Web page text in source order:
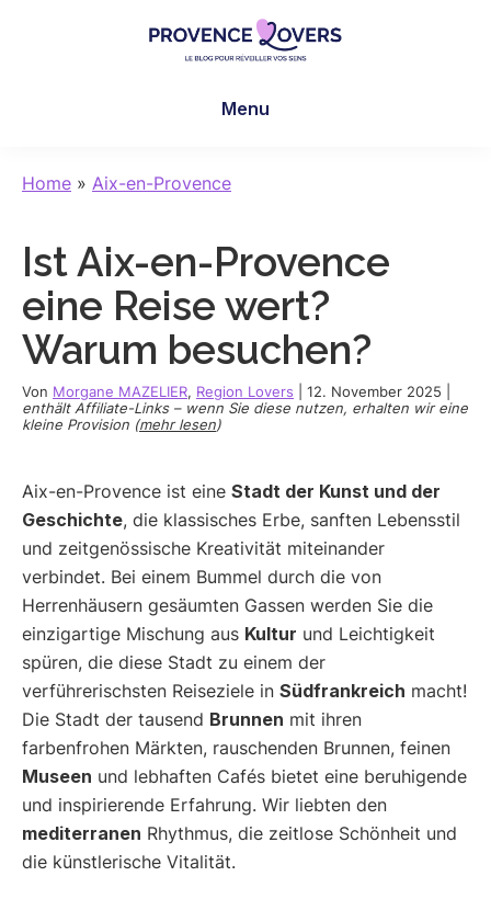
in
zu
wecken
-
Le
de
Claire
Manu
Menu
Home » Aix-en-Provence
Ist Aix-en-Provence
eine Reise wert?
Warum besuchen?
Von Morgane MAZELIER, Region Lovers 12. November 2025
enthält Affiliate-Links – wenn Sie diese nutzen, erhalten wir eine
kleine Provision (mehr lesen)
Aix-en-Provence ist eine Stadt der Kunst und der
Geschichte, die klassisches Erbe, sanften Lebensstil
und zeitgenössische Kreativität miteinander
verbindet. Bei einem Bummel durch die von
Herrenhäusern gesäumten Gassen werden Sie die
einzigartige Mischung aus Kultur und Leichtigkeit
spüren, die diese Stadt zu einem der
verführerischsten Reiseziele in Südfrankreich macht!
Die Stadt der tausend Brunnen mit ihren
farbenfrohen Märkten, rauschenden Brunnen, feinen
Museen und lebhaften Cafés bietet eine beruhigende
und inspirierende Erfahrung. Wir liebten den
mediterranen Rhythmus, die zeitlose Schönheit und
die künstlerische Vitalität.